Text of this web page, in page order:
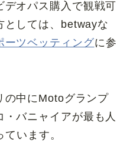
デオパス購入で観戦可
としては、betwayな
ーツベッティングに参
の中にMotoグランプ
・バニャイアが最も人
います。